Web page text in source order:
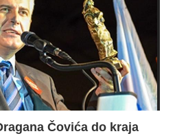
Čovića do kraja